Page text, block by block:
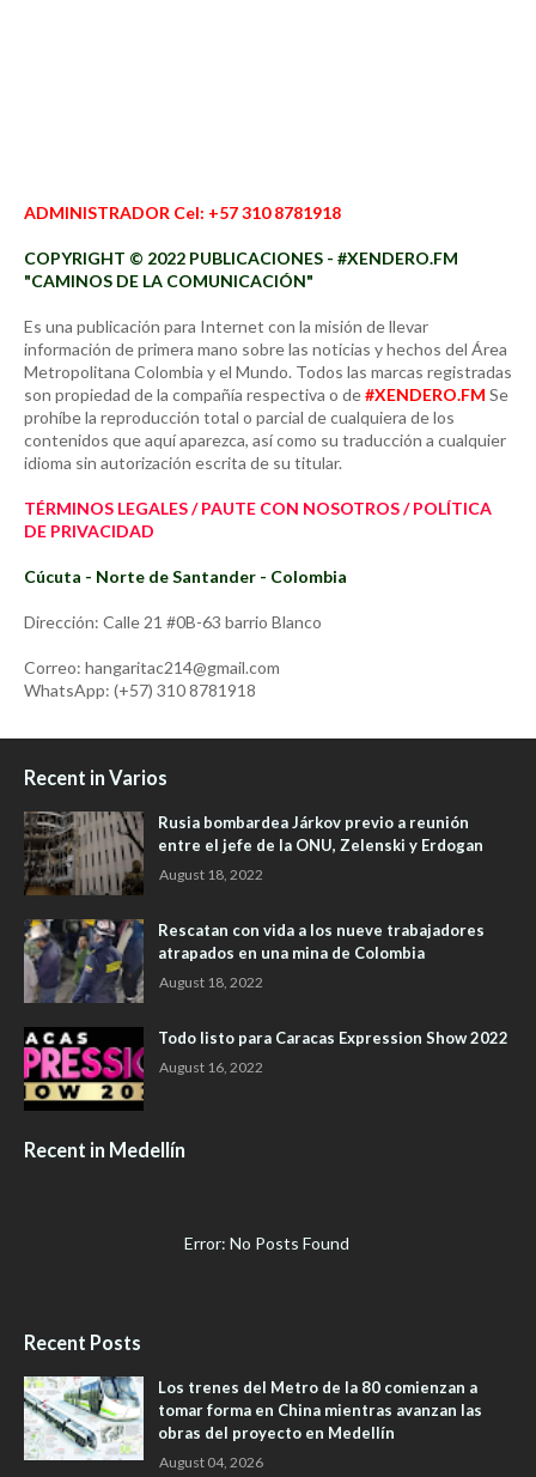
ADMINISTRADOR Cel: +57 310 8781918
COPYRIGHT © 2022 PUBLICACIONES - #XENDERO.FM
"CAMINOS DE LA COMUNICACIÓN"
Es una publicación para Internet con la misión de llevar
información de primera mano sobre las noticias y hechos del Área
Metropolitana Colombia y el Mundo. Todos las marcas registradas
son propiedad de la compañía respectiva o de#XENDERO.FM Se
prohíbe la reproducción total o parcial de cualquiera de los
contenidos que aquí aparezca, así como su traducción a cualquier
idioma sin autorización escrita de su titular.
TÉRMINOS LEGALES / PAUTE CON NOSOTROS / POLÍTICA
DE PRIVACIDAD
Cúcuta - Norte de Santander - Colombia
Dirección: Calle 21 #0B-63 barrio Blanco
Correo: hangaritac214@gmail.com
WhatsApp: (+57) 310 8781918
Recent in Varios
Rusia bombardea Járkov previo a reunión
entre el jefe de la ONU, Zelenski y Erdogan
August 18, 2022
Rescatan con vida a los nueve trabajadores
atrapados en una mina de Colombia
August 18, 2022
Todo listo para Caracas Expression Show 2022
August 16, 2022
Recent in Medellín
Error: No Posts Found
Recent Posts
Los trenes del Metro de la 80 comienzan a
tomar forma en China mientras avanzan las
obras del proyecto en Medellín
August 04, 2026